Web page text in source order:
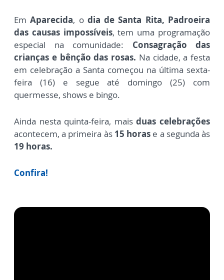
EmAparecida, o dia de Santa Rita, Padroeira
das causas impossíveis, tem uma programação
especial na comunidade: Consagração das
crianças e bênção das rosas. Na cidade, a festa
em celebração a Santa começou na última sexta-
feira (16) e segue até domingo (25) com
quermesse, shows e bingo.
Ainda nesta quinta-feira, maisduas celebrações
acontecem, a primeira às 15 horas e a segunda às
19 horas.
Confira!